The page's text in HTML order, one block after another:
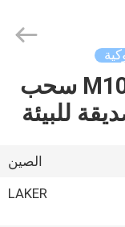
شاحنة شقوق / ستاكر M10 سحب
للبيئة
الصين
LAKER